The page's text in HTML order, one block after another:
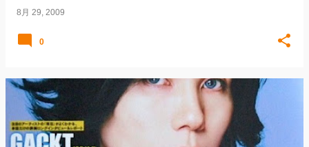
8月 29, 2009
0